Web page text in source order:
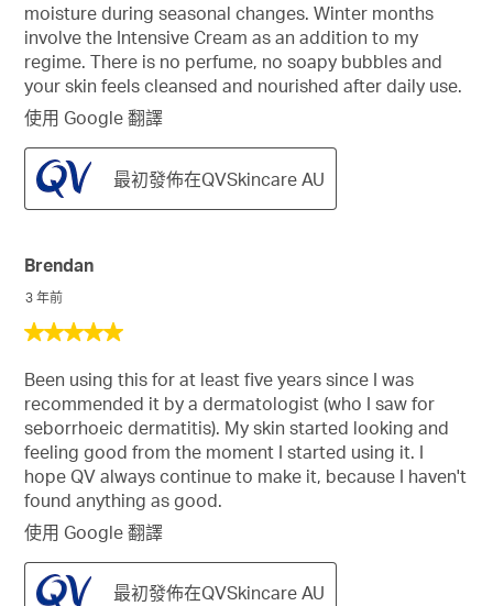
星。
moisture during seasonal changes. Winter months
involve the Intensive Cream as an addition to my
regime. There is no perfume, no soapy bubbles and
your skin feels cleansed and nourished after daily use.
使用 Google 翻譯
最初發佈在QVSkincare AU
5
共
5
星。
Brendan
3 年前
Been using this for at least five years since I was
recommended it by a dermatologist (who I saw for
seborrhoeic dermatitis). My skin started looking and
feeling good from the moment I started using it. I
hope QV always continue to make it, because I haven't
found anything as good.
使用 Google 翻譯
最初發佈在QVSkincare AU